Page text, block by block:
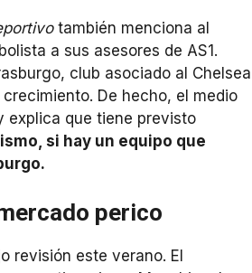
también menciona al
a sus asesores de AS1.
club asociado al Chelsea
De hecho, el medio
explica que tiene previsto
si hay un equipo que
perico
revisión este verano. El